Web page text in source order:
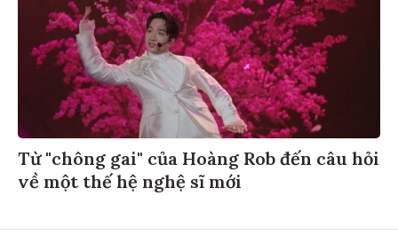
Từ "chông gai" của Hoàng Rob đến câu hỏi
về một thế hệ nghệ sĩ mới